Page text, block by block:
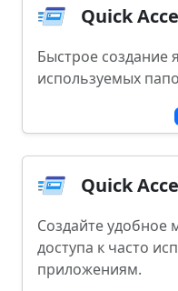
Quick
Быстрое создание
используемых
Quick
Создайте удобное
доступа к часто
приложениям.